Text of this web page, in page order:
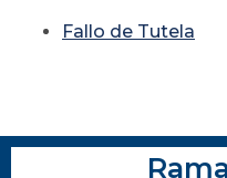
Fallo de Tutela